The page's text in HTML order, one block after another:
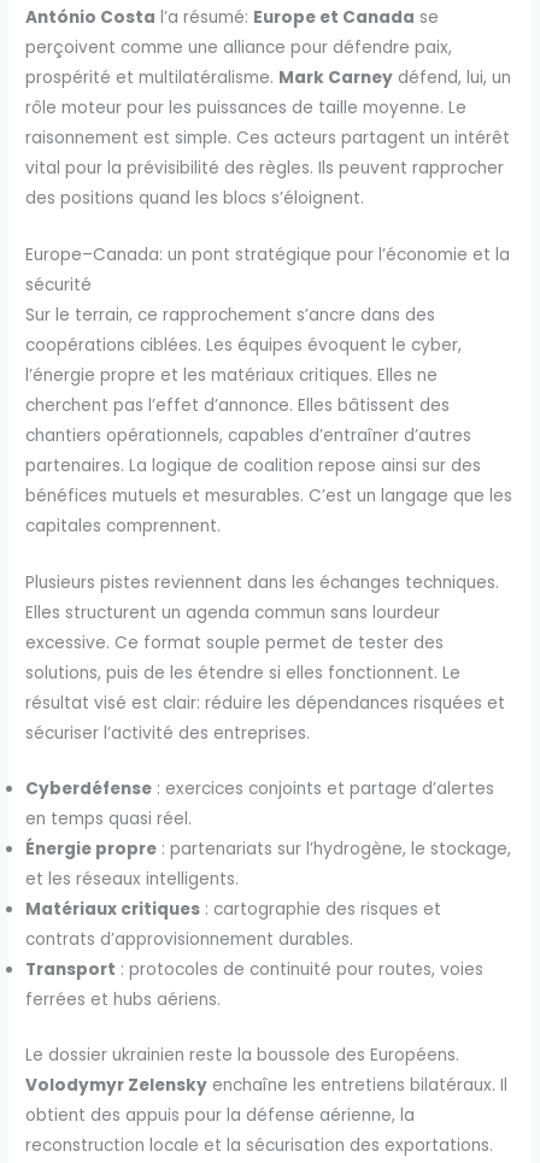
António Costa l’a résumé: Europe et Canada se
perçoivent comme une alliance pour défendre paix,
prospérité et multilatéralisme. Mark Carney défend, lui, un
rôle moteur pour les puissances de taille moyenne. Le
raisonnement est simple. Ces acteurs partagent un intérêt
vital pour la prévisibilité des règles. Ils peuvent rapprocher
des positions quand les blocs s’éloignent.
Europe–Canada: un pont stratégique pour l’économie et la
sécurité
Sur le terrain, ce rapprochement s’ancre dans des
coopérations ciblées. Les équipes évoquent le cyber,
l’énergie propre et les matériaux critiques. Elles ne
cherchent pas l’effet d’annonce. Elles bâtissent des
chantiers opérationnels, capables d’entraîner d’autres
partenaires. La logique de coalition repose ainsi sur des
bénéfices mutuels et mesurables. C’est un langage que les
capitales comprennent.
Plusieurs pistes reviennent dans les échanges techniques.
Elles structurent un agenda commun sans lourdeur
excessive. Ce format souple permet de tester des
solutions, puis de les étendre si elles fonctionnent. Le
résultat visé est clair: réduire les dépendances risquées et
sécuriser l’activité des entreprises.
Cyberdéfense : exercices conjoints et partage d’alertes
en temps quasi réel.
Énergie propre : partenariats sur l’hydrogène, le stockage,
et les réseaux intelligents.
Matériaux critiques : cartographie des risques et
contrats d’approvisionnement durables.
Transport : protocoles de continuité pour routes, voies
ferrées et hubs aériens.
Le dossier ukrainien reste la boussole des Européens.
Volodymyr Zelensky enchaîne les entretiens bilatéraux. Il
obtient des appuis pour la défense aérienne, la
reconstruction locale et la sécurisation des exportations.